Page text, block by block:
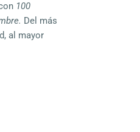
100
Del más
al mayor